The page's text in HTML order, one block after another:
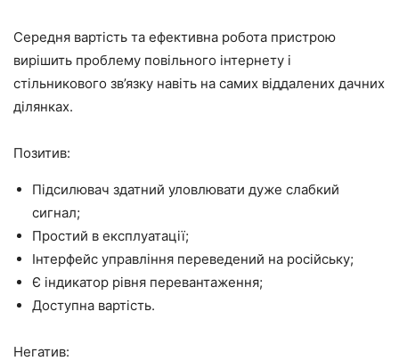
Середня вартість та ефективна робота пристрою
вирішить проблему повільного інтернету і
стільникового зв’язку навіть на самих віддалених дачних
ділянках.
Позитив:
Підсилювач здатний уловлювати дуже слабкий
сигнал;
Простий в експлуатації;
Інтерфейс управління переведений на російську;
Є індикатор рівня перевантаження;
Доступна вартість.
Негатив: